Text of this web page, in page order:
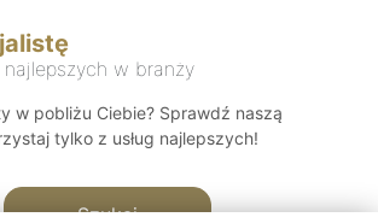
w branży
w pobliżu Ciebie? Sprawdź naszą
tylko z usług najlepszych!
Szukaj